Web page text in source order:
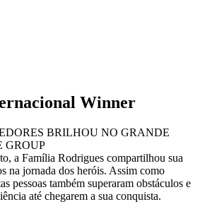
Winner
BRILHOU NO GRANDE
GROUP
a Família Rodrigues compartilhou sua
na jornada dos heróis. Assim como
pessoas também superaram obstáculos e
até chegarem a sua conquista.